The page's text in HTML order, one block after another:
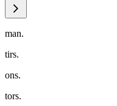
man.
tirs.
ons.
tors.